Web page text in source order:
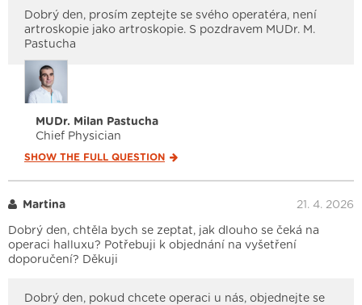
Dobrý den, prosím zeptejte se svého operatéra, není
artroskopie jako artroskopie. S pozdravem MUDr. M.
Pastucha
MUDr. Milan Pastucha
Chief Physician
SHOW THE FULL QUESTION
Martina 21. 4. 2026
Dobrý den, chtěla bych se zeptat, jak dlouho se čeká na
operaci halluxu? Potřebuji k objednání na vyšetření
doporučení? Děkuji
Dobrý den, pokud chcete operaci u nás, objednejte se